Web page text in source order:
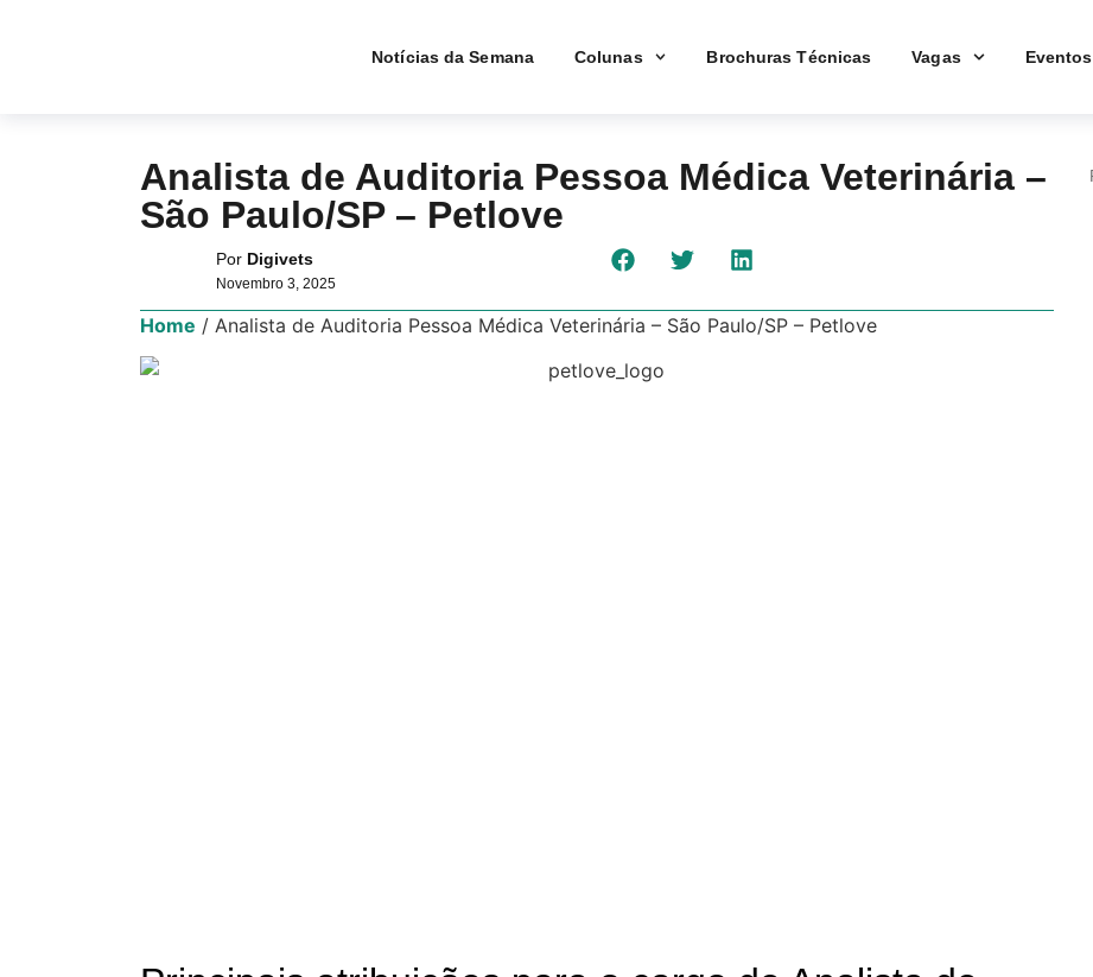
Notícias da Semana Colunas Brochuras Técnicas Vagas Eventos
Analista de Auditoria Pessoa Médica Veterinária –
São Paulo/SP – Petlove
Por Digivets
Novembro 3, 2025
Home / Analista de Auditoria Pessoa Médica Veterinária – São Paulo/SP – Petlove